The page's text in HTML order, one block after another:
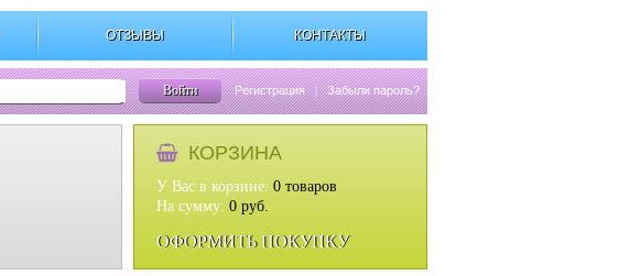
ОТЗЫВЫ КОНТАКТЫ
Войти Регистрация | Забыли пароль?
КОРЗИНА
У Вас в корзине: 0 товаров
На сумму: 0 руб.
ОФОРМИТЬ ПОКУПКУ